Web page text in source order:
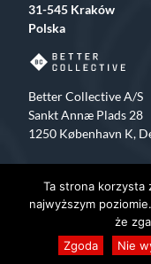
31-545 Kraków
Polska
Better Collective A/S
Sankt Annæ Plads 28
1250 København K,
Copyrights 2015-
Ta strona korzysta
najwyższym
że
Zgoda
Nie